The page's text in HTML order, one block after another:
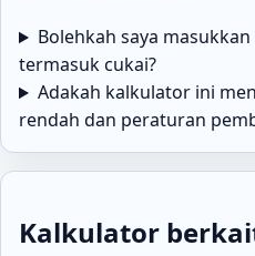
Bolehkah saya
termasuk cukai?
Adakah kalkulator ini
rendah dan peraturan
Kalkulator